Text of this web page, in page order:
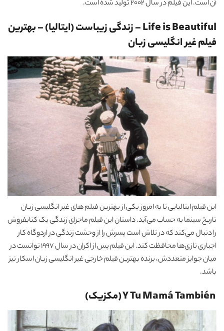
آن است. این فیلم در سال 2002 تولید شده است.
Life is Beautiful – زندگی زیباست (ایتالیا) –بهترین
فیلم غیر انگلیسی زبان
این فیلم ایتالیایی تا به امروز یکی از بهترین فیلم های غیر انگلیسی زبان
تاریخ سینما به حساب می‌آید. داستان این فیلم ماجرای زندگی یک کتابفروش
را دنبال می‌کند که در تلاش است پسرش را از وحشت زندگی در اردوگاه کار
اجباری نازی‌ها محافظت کند. این فیلم پس از اکران در سال 1997 توانست در
میان جوایز متعددش، برنده بهترین فیلم خارجی غیر انگلیسی زبان اسکار نیز
باشد.